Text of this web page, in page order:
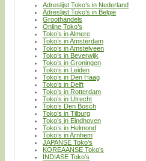
Adreslijst Toko’s in Nederland
Adreslijst Toko’s in België
Groothandels
Online Toko’s
Toko’s in Almere
Toko’s in Amsterdam
Toko’s in Amstelveen
Toko’s in Beverwijk
Toko’s in Groningen
Toko’s in Leiden
Toko’s in Den Haag
Toko’s in Delft
Toko’s in Rotterdam
Toko’s in Utrecht
Toko’s Den Bosch
Toko’s in Tilburg
Toko’s in Eindhoven
Toko’s in Helmond
Toko’s in Arnhem
JAPANSE Toko’s
KOREAANSE Toko’s
INDIASE Toko’s